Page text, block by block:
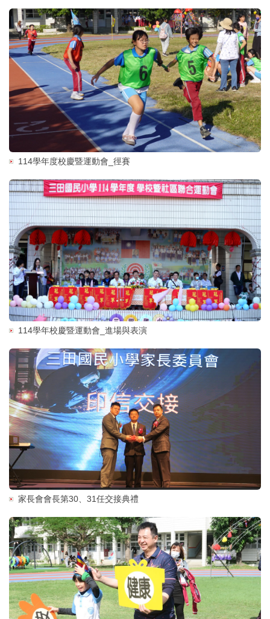
114學年度校慶暨運動會_徑賽
114學年校慶暨運動會_進場與表演
家長會會長第30、31任交接典禮